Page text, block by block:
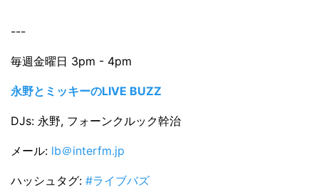
---
毎週金曜日 3pm - 4pm
永野とミッキーのLIVE BUZZ
DJs: 永野, フォーンクルック幹治
メール: lb＠interfm.jp
ハッシュタグ: #ライブバズ